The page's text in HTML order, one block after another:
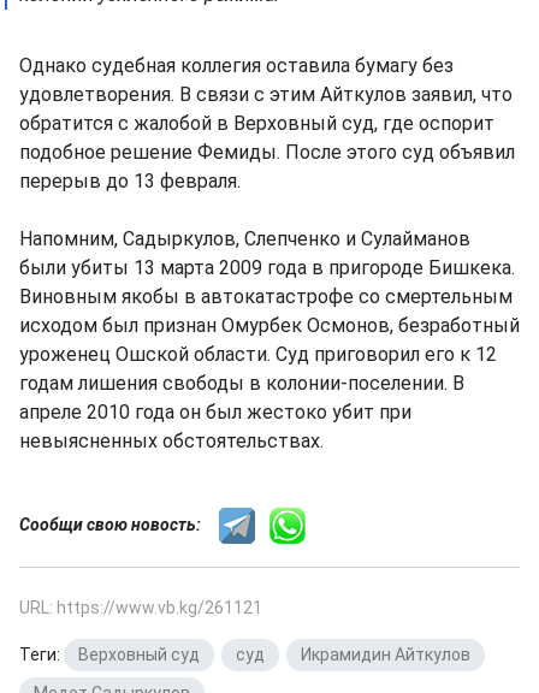
Однако судебная коллегия оставила бумагу без
удовлетворения. В связи с этим Айткулов заявил, что
обратится с жалобой в Верховный суд, где оспорит
подобное решение Фемиды. После этого суд объявил
перерыв до 13 февраля.
Напомним, Садыркулов, Слепченко и Сулайманов
были убиты 13 марта 2009 года в пригороде Бишкека.
Виновным якобы в автокатастрофе со смертельным
исходом был признан Омурбек Осмонов, безработный
уроженец Ошской области. Суд приговорил его к 12
годам лишения свободы в колонии-поселении. В
апреле 2010 года он был жестоко убит при
невыясненных обстоятельствах.
Сообщи свою новость:
URL: https://www.vb.kg/261121
Теги: Верховный суд суд Икрамидин Айткулов